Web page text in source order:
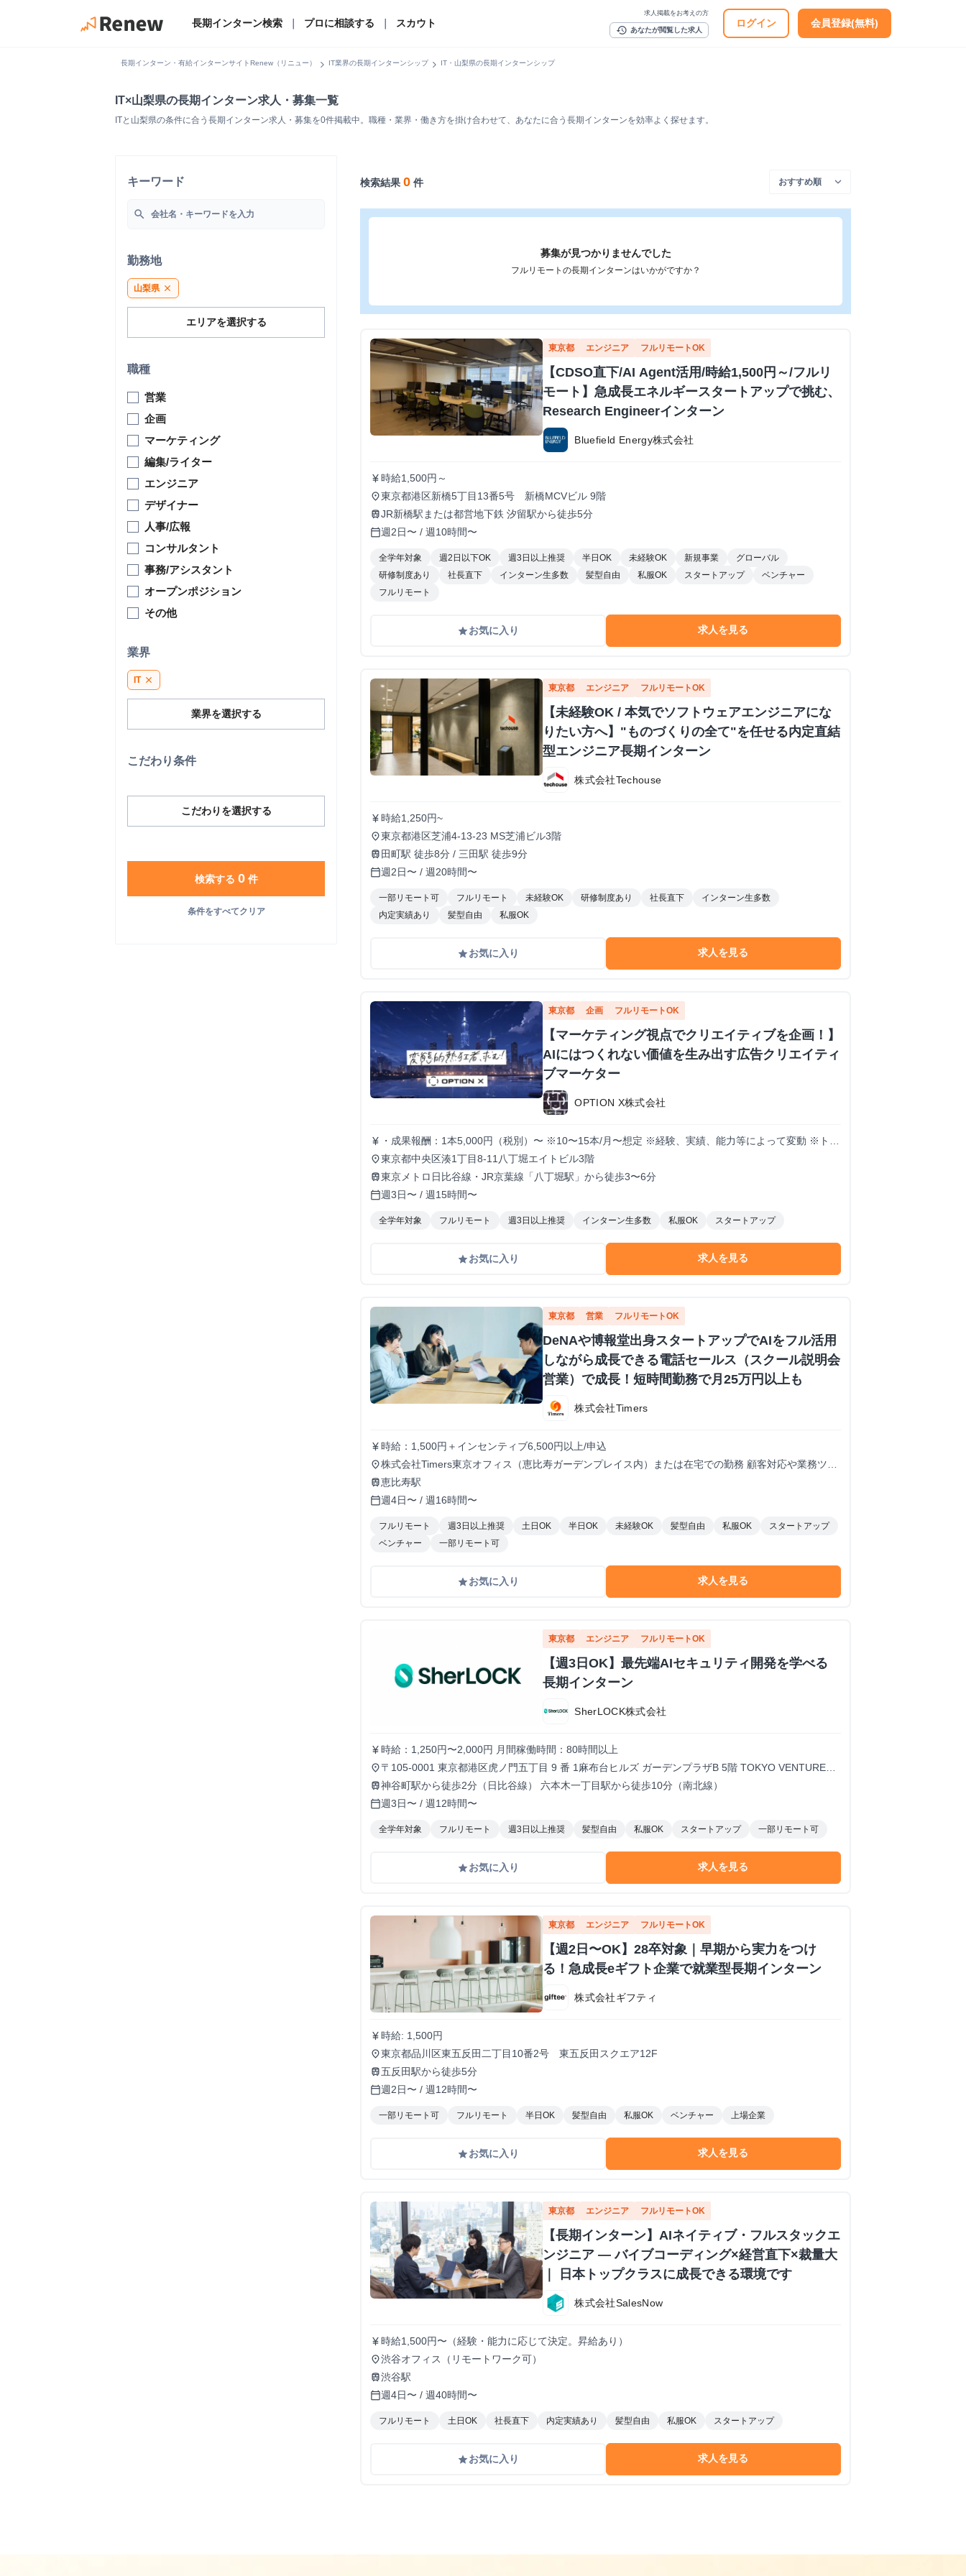
長期インターン検索 プロに相談する スカウト
求人掲載をお考えの方
history あなたが閲覧した求人
ログイン 会員登録(無料)
長期インターン・有給インターンサイトRenew（リニュー） chevron_right IT業界の長期インターンシップchevron_right IT・山梨県の長期インターンシップ
IT×山梨県の長期インターン求人・募集一覧
ITと山梨県の条件に合う長期インターン求人・募集を0件掲載中。職種・業界・働き方を掛け合わせて、あなたに合う長期インターンを効率よく探せます。
キーワード
search
勤務地
山梨県 close
エリアを選択する
職種
営業
企画
マーケティング
編集/ライター
エンジニア
デザイナー
人事/広報
コンサルタント
事務/アシスタント
オープンポジション
その他
業界
IT close
業界を選択する
こだわり条件
こだわりを選択する
検索する 0件
条件をすべてクリア
検索結果0 件
募集が見つかりませんでした
フルリモートの長期インターンはいかがですか？
東京都 エンジニア フルリモートOK
【CDSO直下/AI Agent活用/時給1,500円～/フルリ
モート】急成長エネルギースタートアップで挑む、
Research Engineerインターン
Bluefield Energy株式会社
currency_yen時給1,500円～
place東京都港区新橋5丁目13番5号 新橋MCVビル 9階
trainJR新橋駅または都営地下鉄 汐留駅から徒歩5分
calendar_today週2日〜 / 週10時間〜
全学年対象 週2日以下OK 週3日以上推奨 半日OK 未経験OK 新規事業
グローバル
研修制度あり
社長直下 インターン生多数 髪型自由 私服OK スタートアップ
ベンチャー
フルリモート
gradeお気に入り 求人を見る
東京都 エンジニア フルリモートOK
【未経験OK / 本気でソフトウェアエンジニアにな
りたい方へ】"ものづくりの全て"を任せる内定直結
型エンジニア長期インターン
株式会社Techouse
currency_yen時給1,250円~
place東京都港区芝浦4-13-23 MS芝浦ビル3階
train 田町駅 徒歩8分 / 三田駅 徒歩9分
calendar_today週2日〜 / 週20時間〜
一部リモート可 フルリモート 未経験OK 研修制度あり 社長直下
インターン生多数
内定実績あり
髪型自由 私服OK
gradeお気に入り 求人を見る
東京都 企画 フルリモートOK
【マーケティング視点でクリエイティブを企画！】
AIにはつくれない価値を生み出す広告クリエイティ
ブマーケター
OPTION X株式会社
currency_yen ・成果報酬：1本5,000円（税別）〜 ※10〜15本/月〜想定 ※経験、実績、能力等によって変動 ※トラ
イアル期間の場合変動あり
place東京都中央区湊1丁目8-11八丁堀エイトビル3階
train東京メトロ日比谷線・JR京葉線「八丁堀駅」から徒歩3〜6分
calendar_today週3日〜 / 週15時間〜
全学年対象 フルリモート 週3日以上推奨 インターン生多数 私服OK スタートアップ
gradeお気に入り 求人を見る
東京都 営業 フルリモートOK
DeNAや博報堂出身スタートアップでAIをフル活用
しながら成長できる電話セールス（スクール説明会
営業）で成長！短時間勤務で月25万円以上も
株式会社Timers
currency_yen時給：1,500円＋インセンティブ6,500円以上/申込
place株式会社Timers東京オフィス（恵比寿ガーデンプレイス内）または在宅での勤務 顧客対応や業務ツー
ル使用のため、自宅の場合は快適なPCとネット環境が必須※海外在住・留学しながらのインターン参
加は不可
train恵比寿駅
calendar_today週4日〜 / 週16時間〜
フルリモート 週3日以上推奨 土日OK 半日OK 未経験OK 髪型自由 私服OK
スタートアップ
ベンチャー
一部リモート可
gradeお気に入り 求人を見る
東京都 エンジニア フルリモートOK
【週3日OK】最先端AIセキュリティ開発を学べる
長期インターン
SherLOCK株式会社
currency_yen時給：1,250円〜2,000円 月間稼働時間：80時間以上
place 〒105-0001 東京都港区虎ノ門五丁目 9 番 1麻布台ヒルズ ガーデンプラザB 5階 TOKYO VENTURE
CAPlTAL HUB内（フルリモートも可）
train神谷町駅から徒歩2分（日比谷線） 六本木一丁目駅から徒歩10分（南北線）
calendar_today週3日〜 / 週12時間〜
全学年対象 フルリモート 週3日以上推奨 髪型自由 私服OK スタートアップ 一部リモート可
gradeお気に入り 求人を見る
東京都 エンジニア フルリモートOK
【週2日〜OK】28卒対象｜早期から実力をつけ
る！急成長eギフト企業で就業型長期インターン
株式会社ギフティ
currency_yen時給: 1,500円
place東京都品川区東五反田二丁目10番2号 東五反田スクエア12F
train 五反田駅から徒歩5分
calendar_today週2日〜 / 週12時間〜
一部リモート可 フルリモート 半日OK 髪型自由 私服OK ベンチャー 上場企業
gradeお気に入り 求人を見る
東京都 エンジニア フルリモートOK
【長期インターン】AIネイティブ・フルスタックエ
ンジニア — バイブコーディング×経営直下×裁量大
｜ 日本トップクラスに成長できる環境です
株式会社SalesNow
currency_yen時給1,500円〜（経験・能力に応じて決定。昇給あり）
place渋谷オフィス（リモートワーク可）
train渋谷駅
calendar_today週4日〜 / 週40時間〜
フルリモート 土日OK 社長直下 内定実績あり 髪型自由 私服OK スタートアップ
gradeお気に入り 求人を見る